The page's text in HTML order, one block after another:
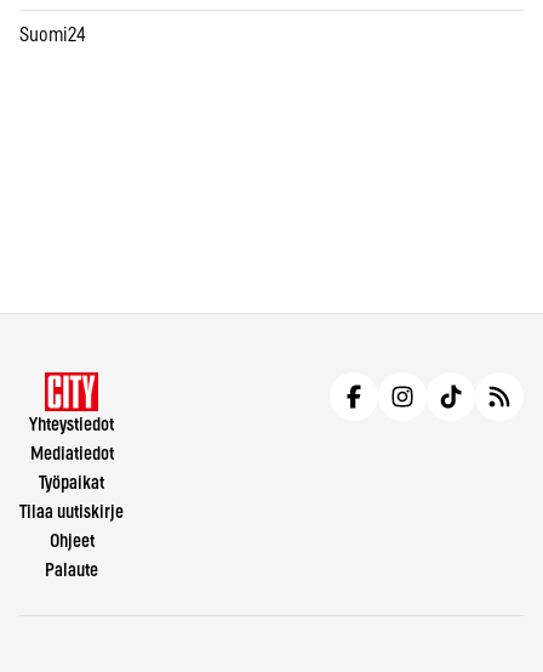
Suomi24
Yhteystiedot
Mediatiedot
Työpaikat
Tilaa uutiskirje
Ohjeet
Palaute